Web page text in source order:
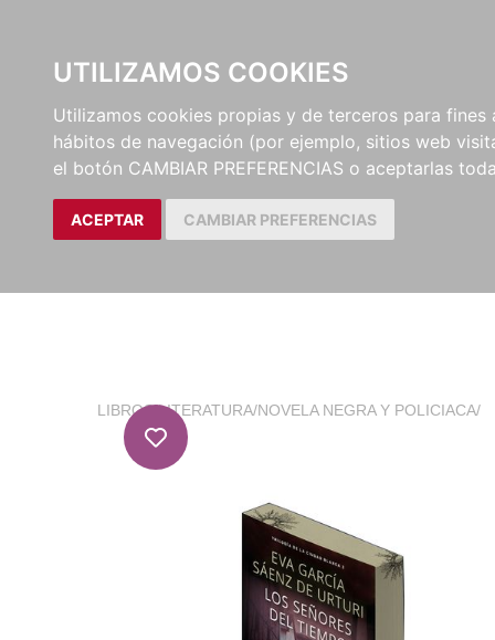
UTILIZAMOS COOKIES
Utilizamos cookies propias y de terceros para
hábitos de navegación (por ejemplo, sitios web
el botón CAMBIAR PREFERENCIAS o aceptarlas
ACEPTAR CAMBIAR PREFERENCIAS
LIBROS/LITERATURA/NOVELA NEGRA Y POLICIACA/